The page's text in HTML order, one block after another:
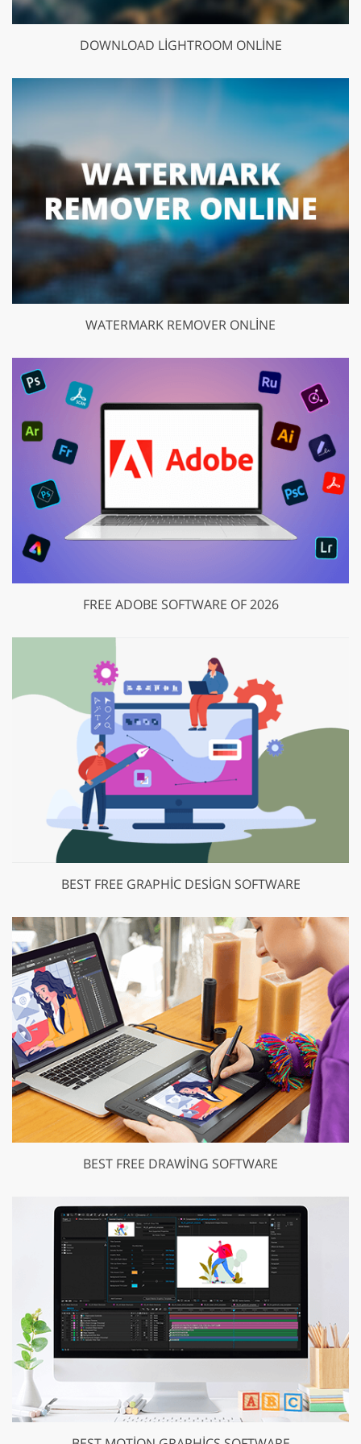
DOWNLOAD LIGHTROOM ONLINE
WATERMARK REMOVER ONLINE
FREE ADOBE SOFTWARE OF 2026
BEST FREE GRAPHIC DESIGN SOFTWARE
BEST FREE DRAWING SOFTWARE